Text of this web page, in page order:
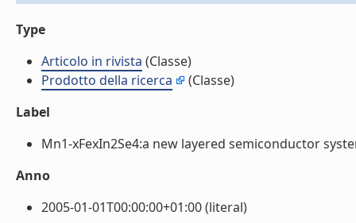
Type
Articolo in rivista (Classe)
Prodotto della ricerca
(Classe)
Label
Mn1-xFexIn2Se4:a new layered semiconductor
Anno
2005-01-01T00:00:00+01:00 (literal)